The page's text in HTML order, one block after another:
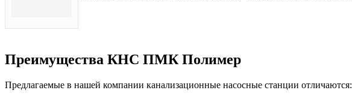
Преимущества КНС ПМК Полимер
Предлагаемые в нашей компании канализационные насосные станции отличаются: